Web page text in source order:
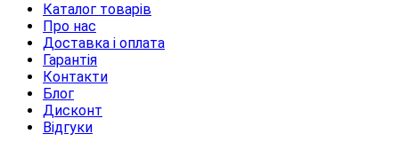
Каталог товарів
Про нас
Доставка і оплата
Гарантія
Контакти
Блог
Дисконт
Відгуки